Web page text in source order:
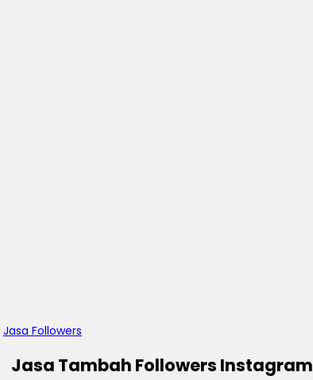
Jasa Followers
Jasa Tambah Followers Instagram